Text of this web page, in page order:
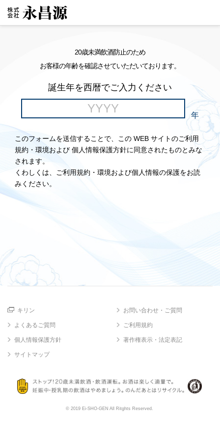
20歳未満飲酒防止のため
お客様の年齢を確認させていただいております。
誕生年を西暦でご入力ください
年
このフォームを送信することで、この WEB サイトのご利用
規約・環境および 個人情報保護方針に同意されたものとみな
されます。
くわしくは、ご利用規約・環境および個人情報の保護をお読
みください。
キリン お問い合わせ・ご質問
よくあるご質問 ご利用規約
個人情報保護方針 著作権表示・法定表記
サイトマップ
© 2019 Ei-SHO-GEN All Ritghts Reserved.